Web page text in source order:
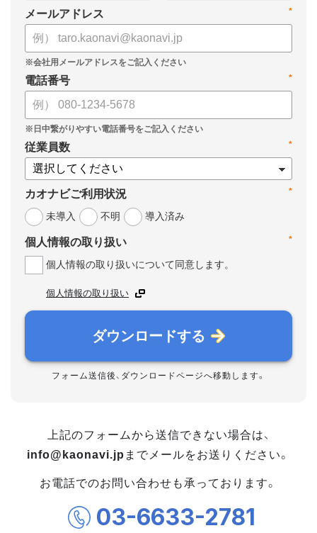
*
メールアドレス
*
電話番号
*
従業員数
*
カオナビご利用状況
未導入
不明 導入済み
*
個人情報の取り扱い
個人情報の取り扱いについて同意します。
個人情報の取り扱い
ダウンロードする
フォーム送信後、ダウンロードページへ移動します。
上記のフォームから送信できない場合は、
info@kaonavi.jp までメールをお送りください。
お電話でのお問い合わせも承っております。
03-6633-2781